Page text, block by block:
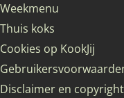
Weekmenu
Thuis koks
Cookies op KookJij
Disclaimer en copyright